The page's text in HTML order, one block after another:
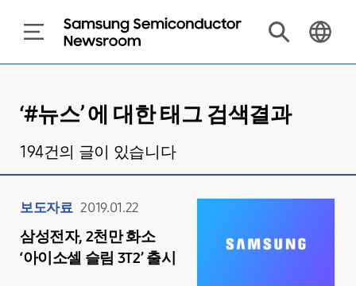
‘#뉴스’ 에 대한 태그 검색결과
194건의 글이 있습니다
보도자료 2019.01.22
삼성전자, 2천만 화소
‘아이소셀 슬림 3T2’ 출시